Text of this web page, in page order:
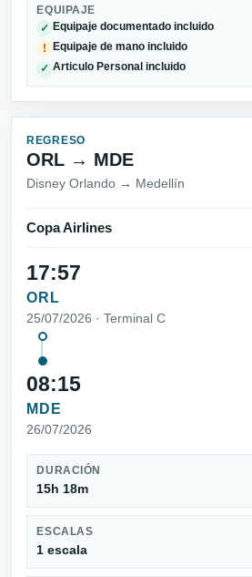
EQUIPAJE
✓ Equipaje documentado incluido
! Equipaje de mano incluido
✓ Articulo Personal incluido
REGRESO
ORL → MDE
Disney Orlando → Medellín
Copa Airlines
17:57
ORL
25/07/2026 · Terminal C
08:15
MDE
26/07/2026
DURACIÓN
15h 18m
ESCALAS
1 escala